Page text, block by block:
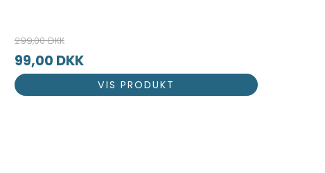
299,00 DKK
99,00 DKK
VIS PRODUKT